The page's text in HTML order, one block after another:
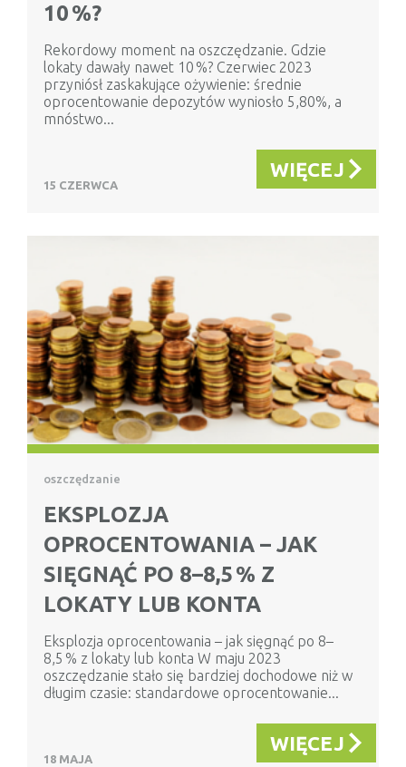
10 %?
Rekordowy moment na oszczędzanie. Gdzie
lokaty dawały nawet 10 %? Czerwiec 2023
przyniósł zaskakujące ożywienie: średnie
oprocentowanie depozytów wyniosło 5,80%, a
mnóstwo...
15 CZERWCA
WIĘCEJ
oszczędzanie
EKSPLOZJA
OPROCENTOWANIA – JAK
SIĘGNĄĆ PO 8–8,5 % Z
LOKATY LUB KONTA
Eksplozja oprocentowania – jak sięgnąć po 8–
8,5 % z lokaty lub konta W maju 2023
oszczędzanie stało się bardziej dochodowe niż w
długim czasie: standardowe oprocentowanie...
18 MAJA
WIĘCEJ